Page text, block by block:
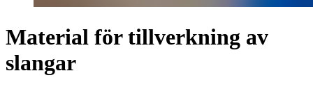
Material för tillverkning av
slangar